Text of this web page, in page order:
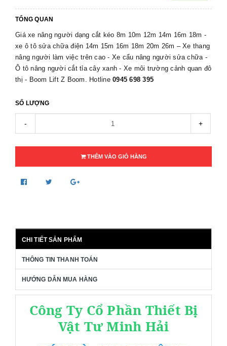
TỔNG QUAN
Giá xe nâng người dạng cắt kéo 8m 10m 12m 14m 16m 18m -
xe ô tô sửa chữa điện 14m 15m 16m 18m 20m 26m – Xe thang
nâng người làm việc trên cao - Xe cẩu nâng người sửa chữa -
Ô tô nâng người cắt tỉa cây xanh - Xe môi trường cảnh quan đô
thị - Boom Lift Z Boom. Hotline0945 698 395
SỐ LƯỢNG
- +
THÊM VÀO GIỎ HÀNG
CHI TIẾT SẢN PHẨM
THÔNG TIN THANH TOÁN
HƯỚNG DẪN MUA HÀNG
Công Ty Cổ Phần Thiết Bị
Vật Tư Minh Hải